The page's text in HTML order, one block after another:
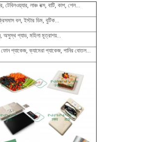
টেবিলওয়্যার, লাঞ্চ বক্স, বাটি, কাপ, শেল...
বল, ইস্টার ডিম, বুটিক...
অসুস্থ প্যাড, মহিলা মূত্রাশয়...
প্যাকেজ, ক্যামেরা প্যাকেজ, পানির বোতল...